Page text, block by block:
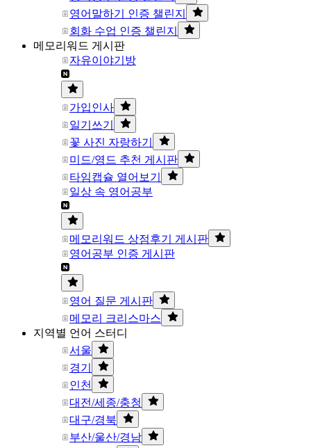
영어말하기 인증 챌린지
회화 수업 인증 챌린지
메모리워드 게시판
자유이야기방
가입인사
일기쓰기
꽃 사진 자랑하기
미드/영드 추천 게시판
타임캡슐 열어보기
일상 속 영어공부
메모리워드 상점후기 게시판
영어공부 인증 게시판
영어 질문 게시판
메모리 크리스마스
지역별 언어 스터디
서울
경기
인천
대전/세종/충청
대구/경북
부산/울산/경남